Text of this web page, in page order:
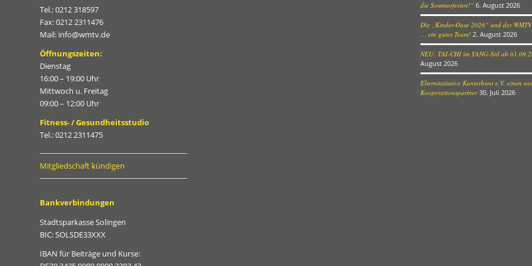
Tel.: 0212 318597
Fax: 0212 2311476
Mail: info@wmtv.de
Öffnungszeiten:
Dienstag
16:00 – 19:00 Uhr
Mittwoch u. Freitag
09:00 – 12:00 Uhr
Fitness- / Gesundheitsstudio
Tel.: 0212 2311475
Mitgliedschaft kündigen
Bankverbindungen
Stadtsparkasse Solingen
BIC: SOLSDE33XXX
IBAN für Beiträge und Kurse:
die Sommerferien!“ 6. August 2026
Die „Kinder-Oase 2026“ und der
… ein gutes Team! 2. August 2026
NEU: TAI-CHI im YANG-Stil ab
August 2026
Elterninitiative Kunterbunt e.V. einen
Kooperationspartner 30. Juli 2026